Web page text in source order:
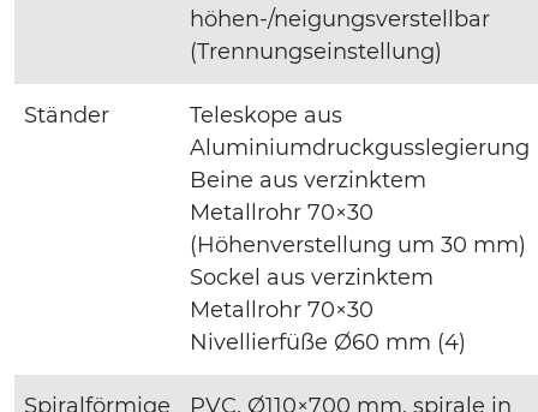
höhen-/neigungsverstellbar
(Trennungseinstellung)
Ständer
Teleskope aus
Aluminiumdruckgusslegierung
Beine aus verzinktem
Metallrohr 70×30
(Höhenverstellung um 30 mm)
Sockel aus verzinktem
Metallrohr 70×30
Nivellierfüße Ø60 mm (4)
Spiralförmige
PVC, Ø110×700 mm, spirale in